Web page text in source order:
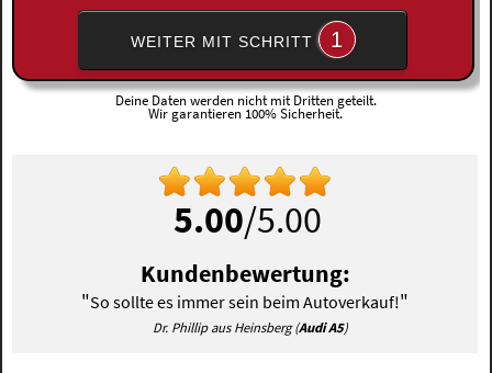
WEITER MIT SCHRITT 1
Deine Daten werden nicht mit Dritten geteilt.
Wir garantieren 100% Sicherheit.
5.00/5.00
Kundenbewertung:
"So sollte es immer sein beim Autoverkauf!"
Dr. Phillip aus Heinsberg (Audi A5)